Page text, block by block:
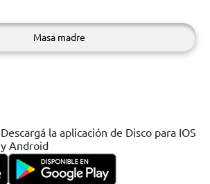
Masa madre
Descargá la aplicación de Disco para IOS
y Android